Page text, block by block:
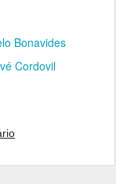
Bonavides
Cordovil